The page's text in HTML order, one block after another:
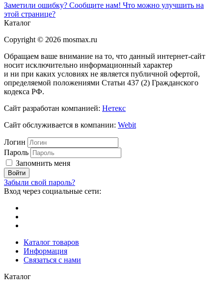
Заметили ошибку? Сообщите нам! Что можно улучшить на
этой странице?
Каталог
Copyright © 2026 mosmax.ru
Обращаем ваше внимание на то, что данный интернет-сайт
носит исключительно информационный характер
и ни при каких условиях не является публичной офертой,
определяемой положениями Статьи 437 (2) Гражданского
кодекса РФ.
Сайт разработан компанией: Нетекс
Сайт обслуживается в компании: Webit
Логин
Пароль
Запомнить меня
Забыли свой пароль?
Вход через социальные сети:
Каталог товаров
Информация
Связаться с нами
Каталог